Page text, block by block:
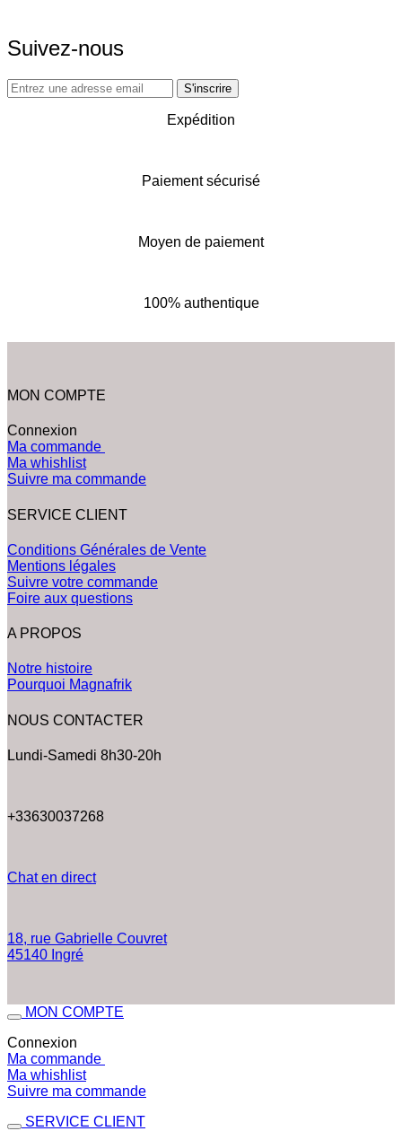
Suivez-nous
Expédition
Paiement sécurisé
Moyen de paiement
100% authentique
MON COMPTE
Connexion
Ma commande
Ma whishlist
Suivre ma commande
SERVICE CLIENT
Conditions Générales de Vente
Mentions légales
Suivre votre commande
Foire aux questions
A PROPOS
Notre histoire
Pourquoi Magnafrik
NOUS CONTACTER
Lundi-Samedi 8h30-20h
+33630037268
Chat en direct
18, rue Gabrielle Couvret
45140 Ingré
MON COMPTE
Connexion
Ma commande
Ma whishlist
Suivre ma commande
SERVICE CLIENT